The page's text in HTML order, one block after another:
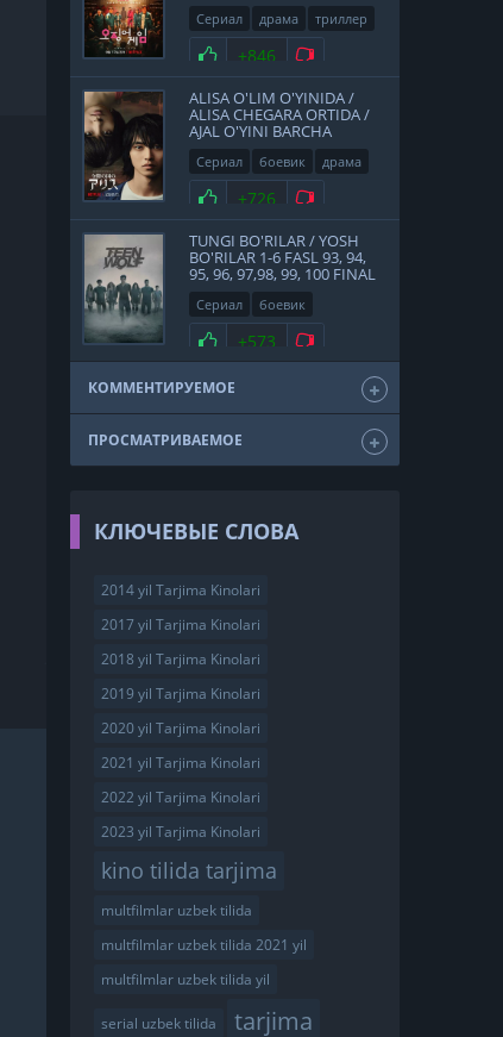
Сериал драма
триллер
2021
Нравится
+846 Не нравится
ALISA O'LIM O'YINIDA /
ALISA CHEGARA ORTIDA /
AJAL O'YINI BARCHA
QISMLAR UZBEK TILIDA
Сериал боевик
драма
фантастика
Япония
Нравится
+726 Не нравится
TUNGI BO'RILAR / YOSH
BO'RILAR 1-6 FASL 93, 94,
95, 96, 97,98, 99, 100 FINAL
QISMLAR UZBEK TILIDA
Сериал
боевик
мелодрама
драма
2011
Нравится
+573 Не нравится
КОММЕНТИРУЕМОЕ
ПРОСМАТРИВАЕМОЕ
КЛЮЧЕВЫЕ СЛОВА
2014 yil Tarjima Kinolari
2017 yil Tarjima Kinolari
2018 yil Tarjima Kinolari
2019 yil Tarjima Kinolari
2020 yil Tarjima Kinolari
2021 yil Tarjima Kinolari
2022 yil Tarjima Kinolari
2023 yil Tarjima Kinolari
kino tilida tarjima
multfilmlar uzbek tilida
multfilmlar uzbek tilida 2021 yil
multfilmlar uzbek tilida yil
serial uzbek tilida tarjima